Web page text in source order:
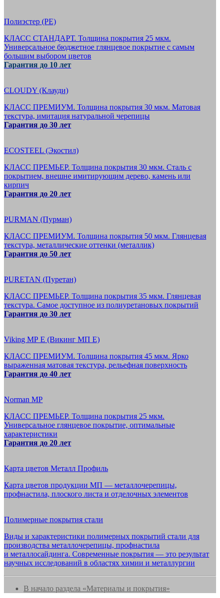
Полиэстер (PE)
КЛАСС СТАНДАРТ. Толщина покрытия 25 мкм.
Универсальное бюджетное глянцевое покрытие с самым
большим выбором цветов
Гарантия до 10 лет
CLOUDY (Клауди)
КЛАСС ПРЕМИУМ. Толщина покрытия 30 мкм. Матовая
текстура, имитация натуральной черепицы
Гарантия до 30 лет
ECOSTEEL (Экостил)
КЛАСС ПРЕМЬЕР. Толщина покрытия 30 мкм. Сталь с
покрытием, внешне имитирующим дерево, камень или
кирпич
Гарантия до 20 лет
PURMAN (Пурман)
КЛАСС ПРЕМИУМ. Толщина покрытия 50 мкм. Глянцевая
текстура, металлические оттенки (металлик)
Гарантия до 50 лет
PURETAN (Пуретан)
КЛАСС ПРЕМЬЕР. Толщина покрытия 35 мкм. Глянцевая
текстура. Самое доступное из полиуретановых покрытий
Гарантия до 30 лет
Viking MP E (Викинг МП Е)
КЛАСС ПРЕМИУМ. Толщина покрытия 45 мкм. Ярко
выраженная матовая текстура, рельефная поверхность
Гарантия до 40 лет
Norman MP
КЛАСС ПРЕМЬЕР. Толщина покрытия 25 мкм.
Универсальное глянцевое покрытие, оптимальные
характеристики
Гарантия до 20 лет
Карта цветов Металл Профиль
Карта цветов продукции МП — металлочерепицы,
профнастила, плоского листа и отделочных элементов
Полимерные покрытия стали
Виды и характеристики полимерных покрытий стали для
производства металлочерепицы, профнастила
и металлосайдинга. Современные покрытия — это результат
научных исследований в областях химии и металлургии
В начало раздела «Материалы и покрытия»